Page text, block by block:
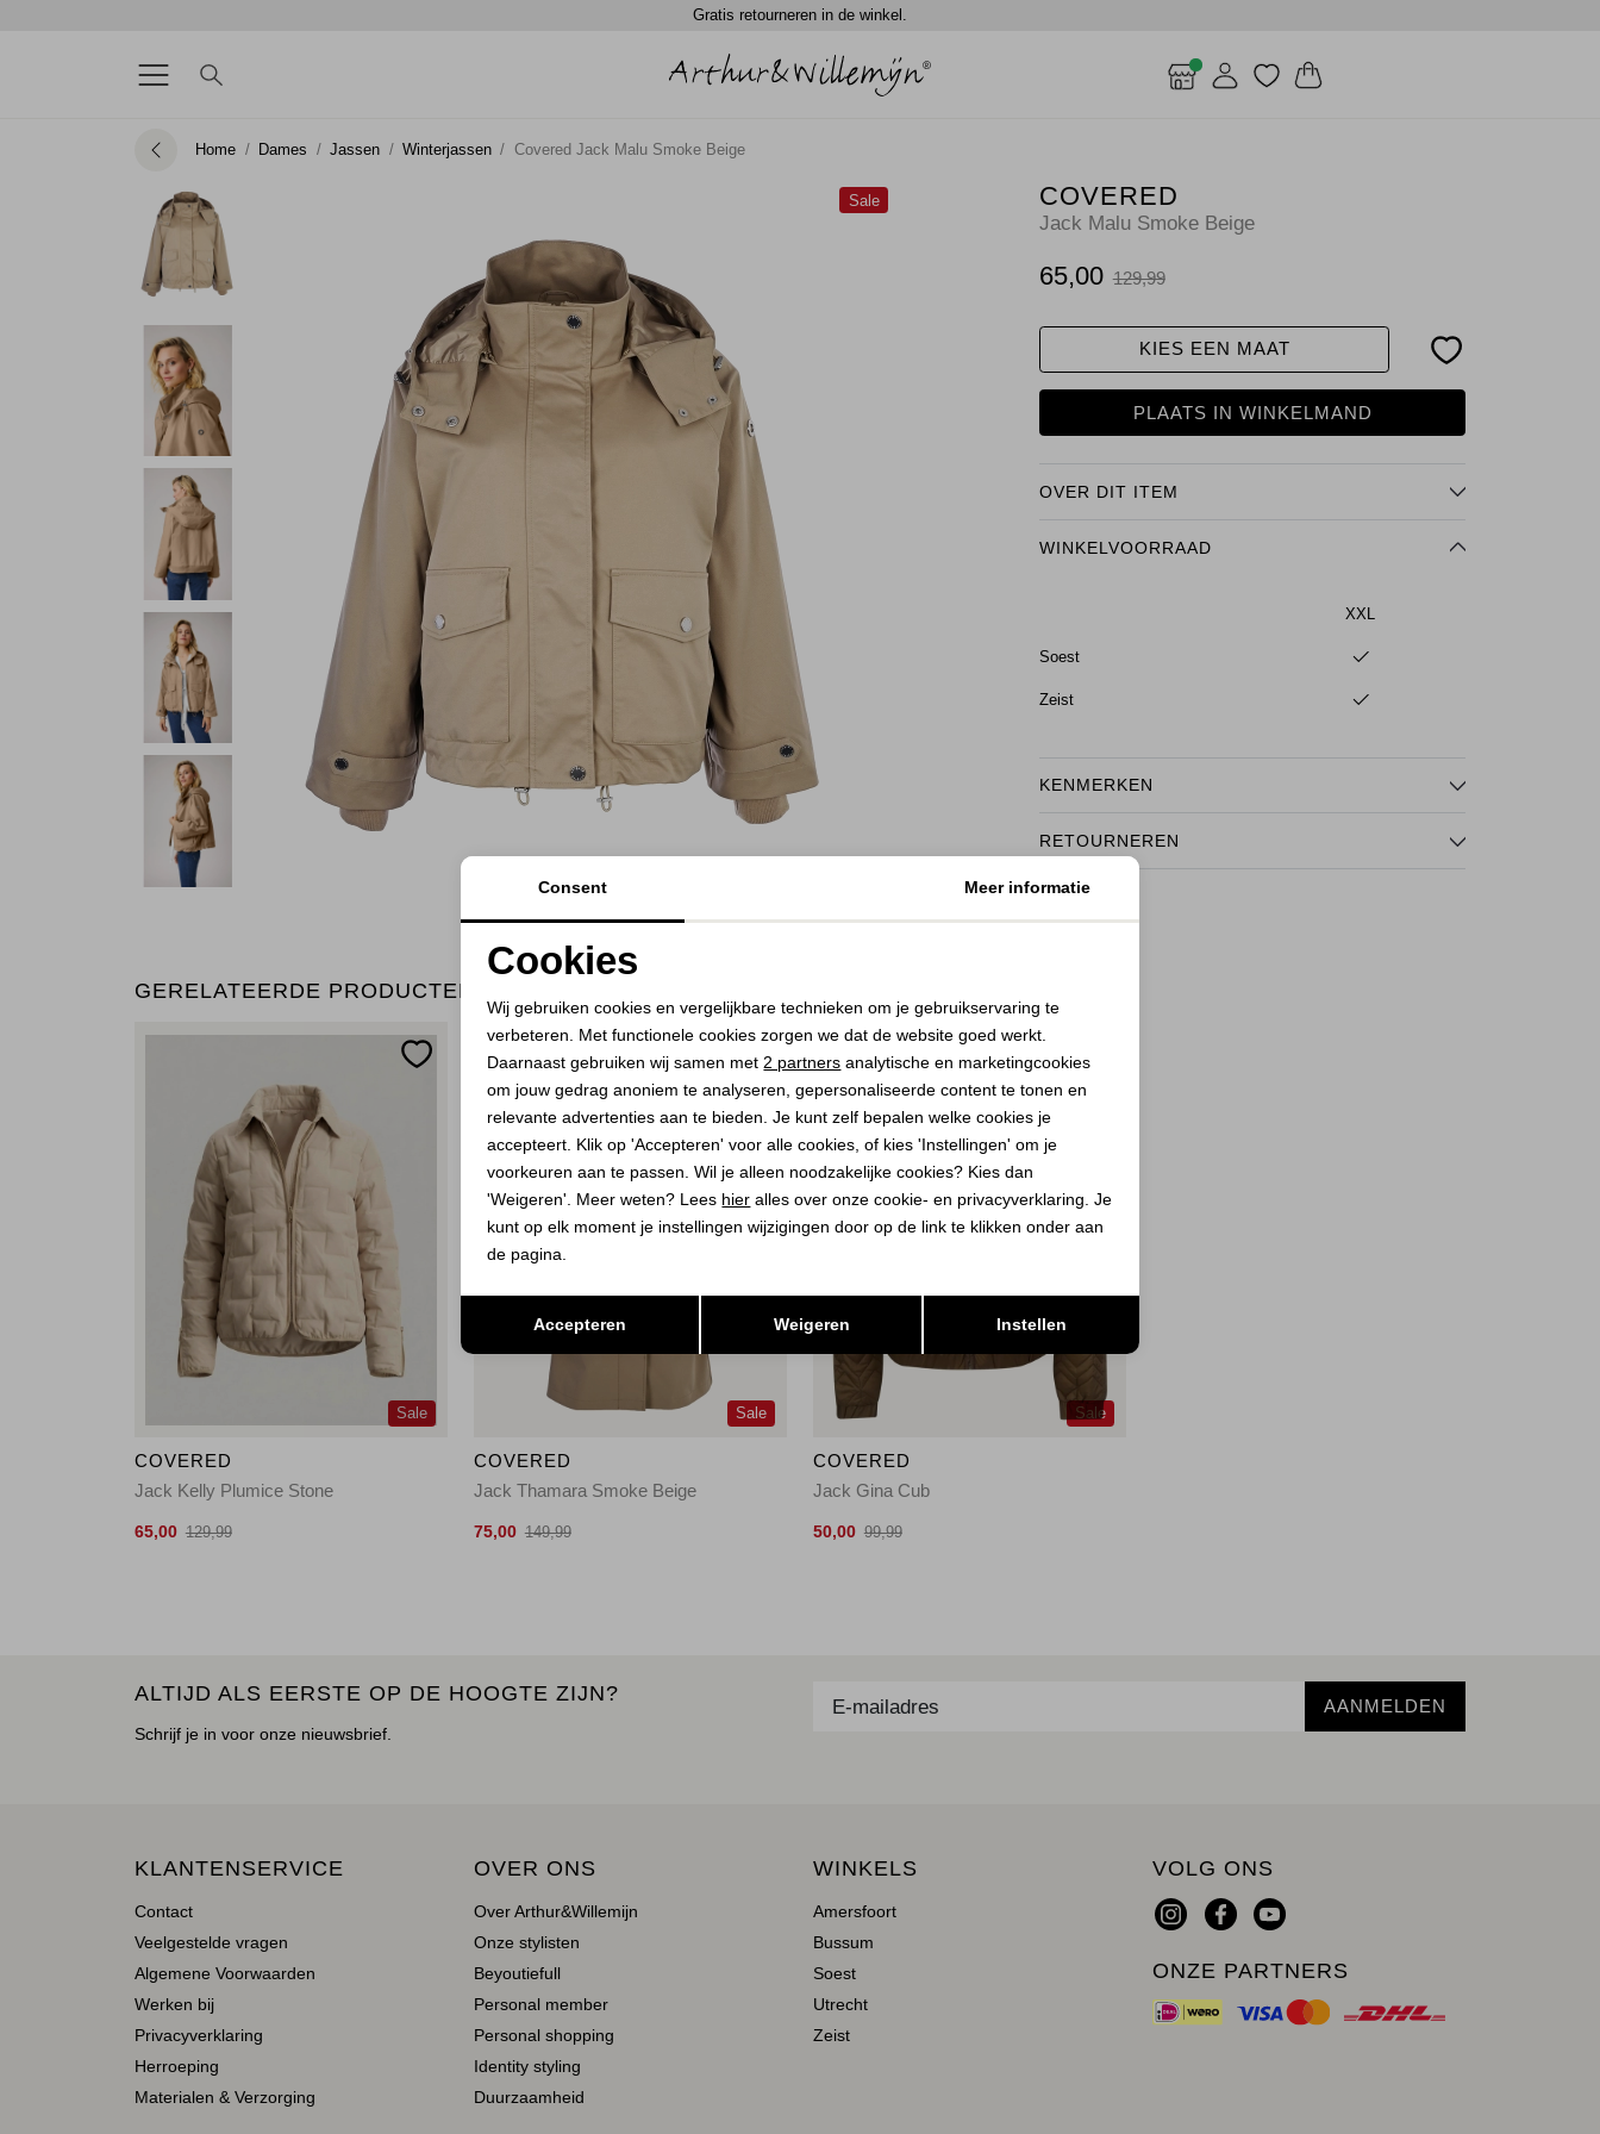
Gratis retourneren in de winkel.
Home Dames Jassen Winterjassen Covered Jack Malu Smoke Beige
Sale COVERED
Jack Malu Smoke Beige
65,00 129,99
KIES EEN MAAT
PLAATS IN WINKELMAND
OVER DIT ITEM
WINKELVOORRAAD
XXL
Soest
Zeist
KENMERKEN
RETOURNEREN
GERELATEERDE PRODUCTEN
Sale
COVERED
Jack Kelly Plumice Stone
65,00 129,99
Sale
COVERED
Jack Thamara Smoke Beige
75,00 149,99
Sale
COVERED
Jack Gina Cub
50,00 99,99
ALTIJD ALS EERSTE OP DE HOOGTE ZIJN?
Schrijf je in voor onze nieuwsbrief.
AANMELDEN
KLANTENSERVICE
Contact
Veelgestelde vragen
Algemene Voorwaarden
Werken bij
Privacyverklaring
Herroeping
Materialen & Verzorging
OVER ONS
Over Arthur&Willemijn
Onze stylisten
Beyoutiefull
Personal member
Personal shopping
Identity styling
Duurzaamheid
WINKELS
Amersfoort
Bussum
Soest
Utrecht
Zeist
VOLG ONS
ONZE PARTNERS
Analytische cookies Marketing cookies
Consent Meer informatie
Cookies
Wij gebruiken cookies en vergelijkbare technieken om je gebruikservaring te
verbeteren. Met functionele cookies zorgen we dat de website goed werkt.
Daarnaast gebruiken wij samen met 2 partners analytische en marketingcookies
om jouw gedrag anoniem te analyseren, gepersonaliseerde content te tonen en
relevante advertenties aan te bieden. Je kunt zelf bepalen welke cookies je
accepteert. Klik op 'Accepteren' voor alle cookies, of kies 'Instellingen' om je
voorkeuren aan te passen. Wil je alleen noodzakelijke cookies? Kies dan
'Weigeren'. Meer weten? Lees hier alles over onze cookie- en privacyverklaring. Je
kunt op elk moment je instellingen wijzigingen door op de link te klikken onder aan
de pagina.
Accepteren Weigeren Instellen